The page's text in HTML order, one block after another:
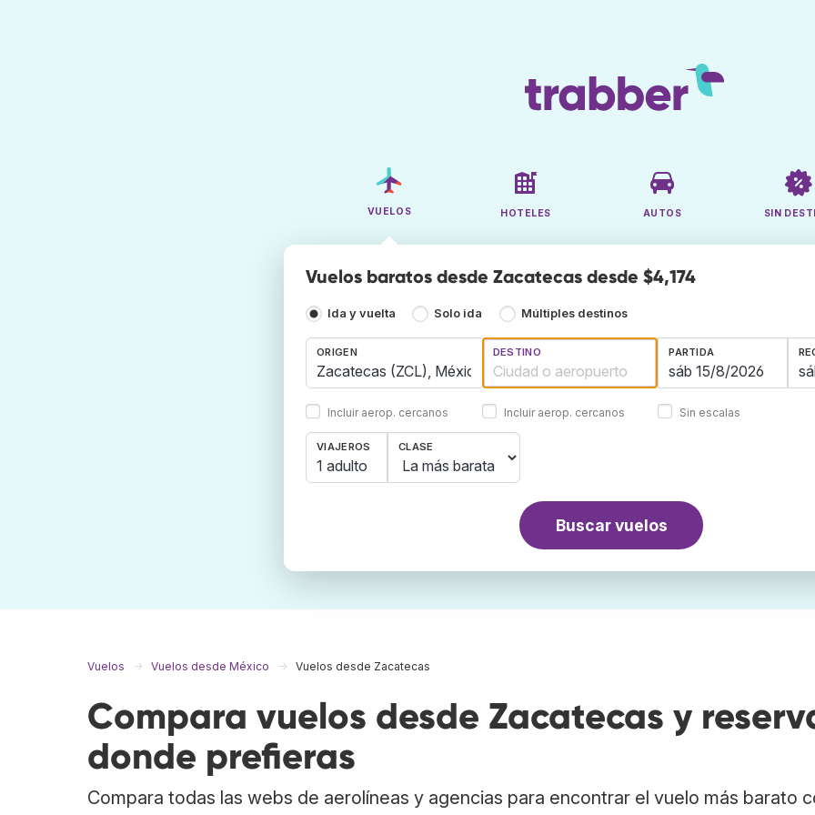
VUELOS HOTELES AUTOS SIN
Vuelos baratos desde Zacatecas desde $4,174
Ida y vuelta Solo ida Múltiples destinos
ORIGEN
Incluir aerop. cercanos
DESTINO
Incluir aerop. cercanos
PARTIDA
Sin escalas
VIAJEROS
1 adulto
CLASE
Buscar vuelos
Vuelos Vuelos desde México Vuelos desde Zacatecas
Compara vuelos desde Zacatecas y
donde prefieras
Compara todas las webs de aerolíneas y agencias para encontrar el vuelo más barato